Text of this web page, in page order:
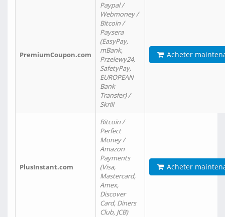
PremiumCoupon.com
Paypal /
Webmoney /
Bitcoin /
Paysera
(EasyPay,
mBank,
Przelewy24,
SafetyPay,
EUROPEAN
Bank
Transfer) /
Skrill
Acheter
PlusInstant.com
Bitcoin /
Perfect
Money /
Amazon
Payments
(Visa,
Mastercard,
Amex,
Discover
Card, Diners
Club, JCB)
Acheter